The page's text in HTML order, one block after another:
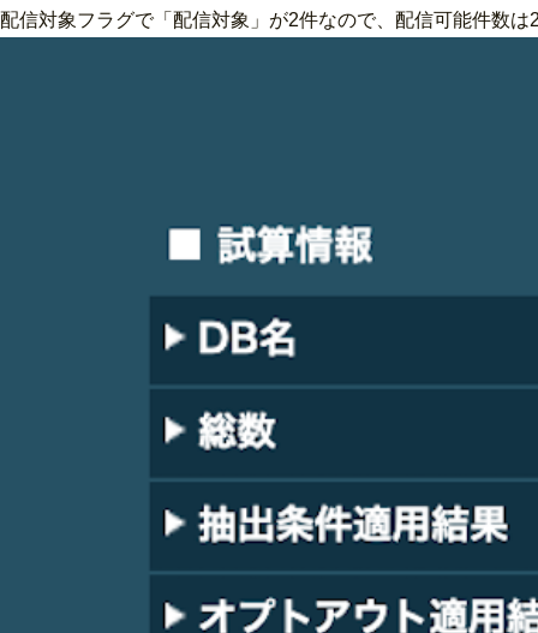
配信対象フラグで「配信対象」が2件なので、配信可能件数は